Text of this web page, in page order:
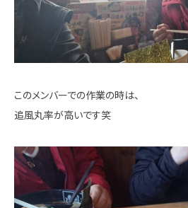
このメンバーでの作業の時は、
追風丸率が高いです笑